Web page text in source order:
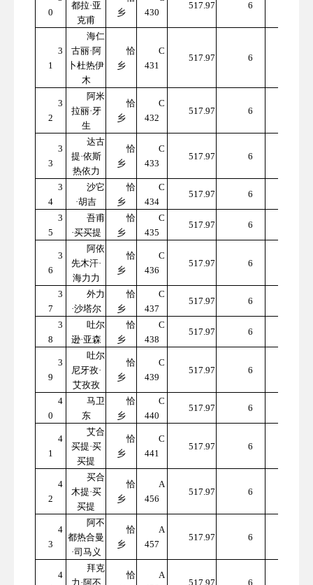
0
都拉·亚
克甫
乡
430
517.97 6
3
1
海仁
古丽·阿
卜杜热伊
木
恰
乡
C
431
517.97 6
3
2
阿米
拉丽·牙
生
恰
乡
C
432
517.97 6
3
3
达古
提·依斯
热依力
恰
乡
C
433
517.97 6
3
4
沙它
·胡吉
恰
乡
C
434
517.97 6
3
5
吾甫
·买买提
恰
乡
C
435
517.97 6
3
6
阿依
先木汗·
海力力
恰
乡
C
436
517.97 6
3
7
外力
·沙塔尔
恰
乡
C
437
517.97 6
3
8
吐尔
逊·亚森
恰
乡
C
438
517.97 6
3
9
吐尔
尼牙孜·
艾孜孜
恰
乡
C
439
517.97 6
4
0
马卫
东
恰
乡
C
440
517.97 6
4
1
艾合
买提·买
买提
恰
乡
C
441
517.97 6
4
2
买合
木提·买
买提
恰
乡
A
456
517.97 6
4
3
阿不
都热合曼
·司马义
恰
乡
A
457
517.97 6
4
拜克
力·阿不
恰
A
517.97 6